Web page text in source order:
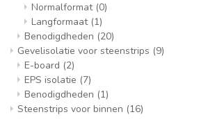
Normalformat (0)
Langformaat (1)
Benodigdheden (20)
Gevelisolatie voor steenstrips (9)
E-board (2)
EPS isolatie (7)
Benodigdheden (1)
Steenstrips voor binnen (16)